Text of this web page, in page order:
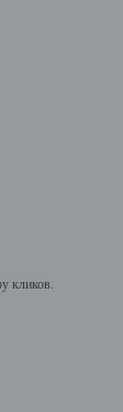
кликов.